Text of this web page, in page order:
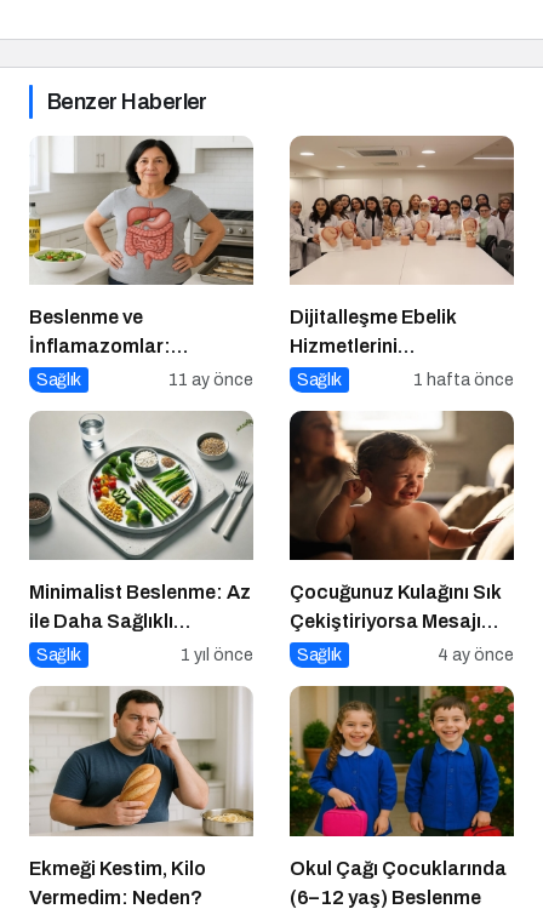
Benzer Haberler
Beslenme ve
İnflamazomlar:
Bağırsaktan Hücre
Sessiz Savaş
Sağlık 11 ay önce
Dijitalleşme Ebelik
Hizmetlerini
Dönüştürüyor
Sağlık 1 hafta önce
Minimalist Beslenme: Az
ile Daha Sağlıklı
Yaşamak
Sağlık 1 yıl önce
Çocuğunuz Kulağını Sık
Çekiştiriyorsa Mesajı
Alın
Sağlık 4 ay önce
Ekmeği Kestim, Kilo
Vermedim: Neden?
Okul Çağı Çocuklarında
(6–12 yaş) Beslenme